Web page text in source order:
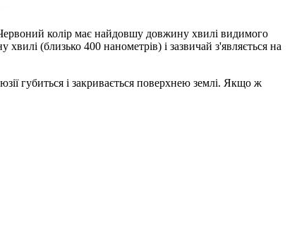
Червоний колір має найдовшу довжину хвилі видимого
(близько 400 нанометрів) і зазвичай з'являється на
губиться і закривається поверхнею землі. Якщо ж